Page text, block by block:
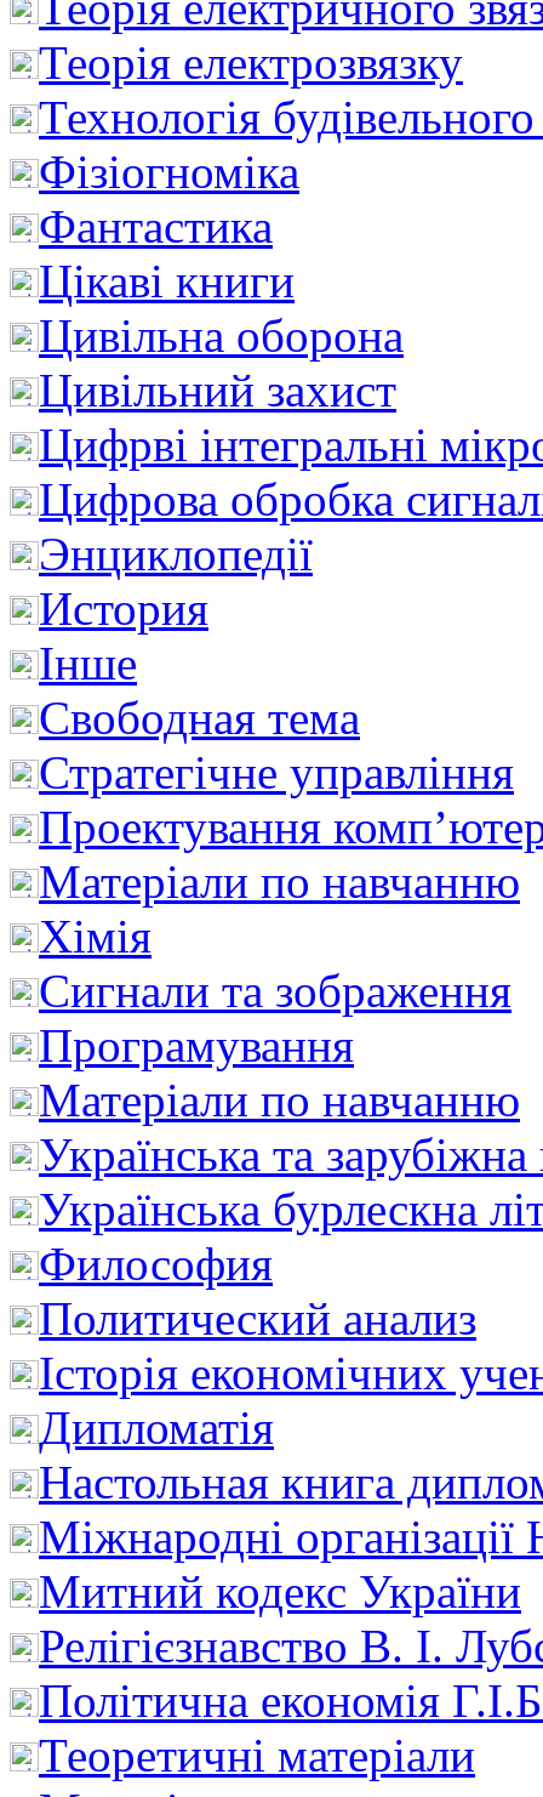
Теорія електрозвязку
Технологія
Фізіогноміка
Фантастика
Цікаві книги
Цивільна оборона
Цивільний захист
Цифрві інтегральні
Цифрова обробка
Энциклопедії
История
Інше
Свободная тема
Стратегічне управління
Проектування
Матеріали по навчанню
Хімія
Сигнали та зображення
Програмування
Матеріали по навчанню
Українська та зарубіжна
Українська бурлескна
Философия
Политический анализ
Історія економічних
Дипломатія
Настольная книга
Міжнародні
Митний кодекс України
Релігієзнавство В. І.
Політична економія
Теоретичні матеріали